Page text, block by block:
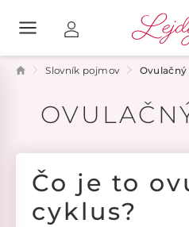
Slovník pojmov Ovulačný
Čo je to
cyklus?